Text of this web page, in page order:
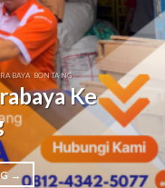
BONTANG
Ke
→